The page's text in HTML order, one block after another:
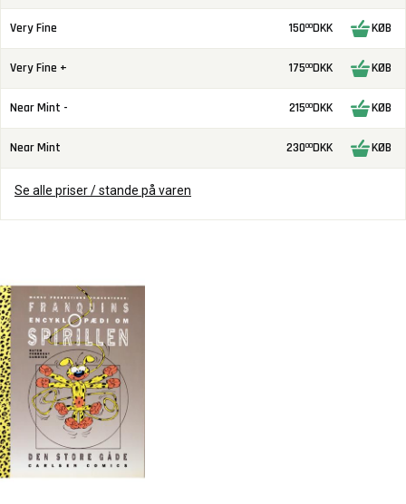
Very Fine 15000DKK KØB
Very Fine + 17500DKK KØB
Near Mint - 21500DKK KØB
Near Mint 23000DKK KØB
Se alle priser / stande på varen